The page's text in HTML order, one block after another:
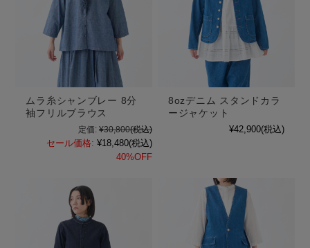
ムラ糸シャンブレー 8分
袖フリルブラウス
定価: ¥30,800(税込)
セール価格: ¥18,480(税込)
40%OFF
8ozデニム スタンドカラ
ージャケット
¥42,900(税込)